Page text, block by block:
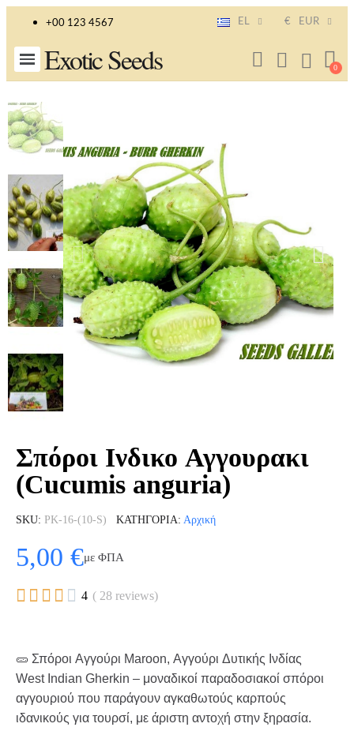
+00 123 4567 EL € EUR
Exotic Seeds
Σπόροι Ινδικο Αγγουρακι
(Cucumis anguria)
SKU PK-16-(10-S) ΚΑΤΗΓΟΡΊΑ Αρχική
5,00 €με ΦΠΑ
     4 ( 28 reviews)
🥒 Σπόροι Αγγούρι Maroon, Αγγούρι Δυτικής Ινδίας
West Indian Gherkin – μοναδικοί παραδοσιακοί σπόροι
αγγουριού που παράγουν αγκαθωτούς καρπούς
ιδανικούς για τουρσί, με άριστη αντοχή στην ξηρασία.